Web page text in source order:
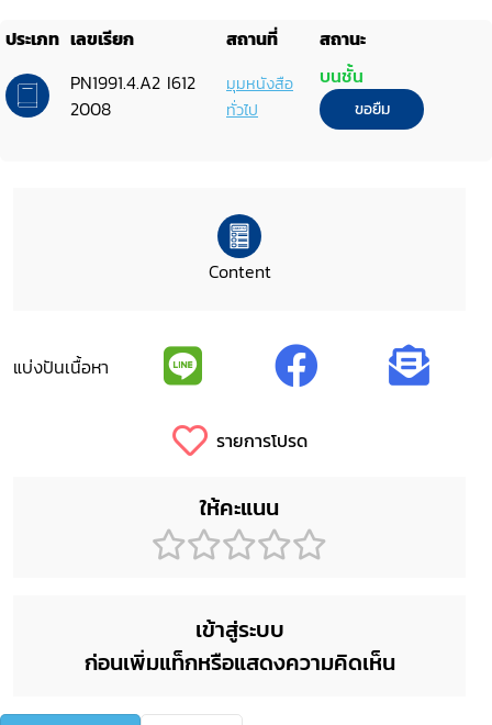
ประเภท เลขเรียก สถานที่
สถานะ
PN1991.4.A2 I612
2008
มุมหนังสือ
ทั่วไป
บนชั้น
ขอยืม
Content
แบ่งปันเนื้อหา
รายการโปรด
ให้คะแนน
เข้าสู่ระบบ
ก่อนเพิ่มแท็กหรือแสดงความคิดเห็น